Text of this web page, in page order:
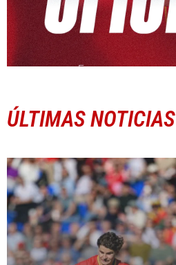
ÚLTIMAS NOTICIAS